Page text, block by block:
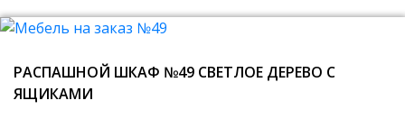
РАСПАШНОЙ ШКАФ №49 СВЕТЛОЕ ДЕРЕВО С
ЯЩИКАМИ